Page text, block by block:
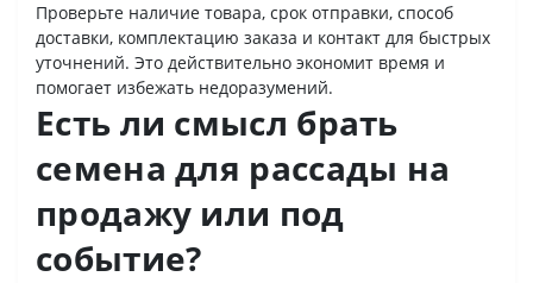
Проверьте наличие товара, срок отправки, способ
доставки, комплектацию заказа и контакт для быстрых
уточнений. Это действительно экономит время и
помогает избежать недоразумений.
Есть ли смысл брать
семена для рассады на
продажу или под
событие?